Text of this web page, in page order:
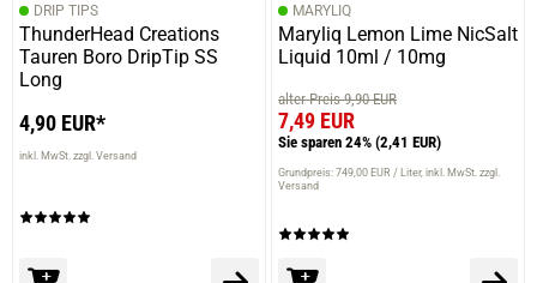
DRIP TIPS
ThunderHead Creations
Tauren Boro DripTip SS
Long
4,90 EUR*
inkl. MwSt. zzgl. Versand
MARYLIQ
Maryliq Lemon Lime NicSalt
Liquid 10ml / 10mg
alter Preis 9,90 EUR
7,49 EUR
Sie sparen 24% (2,41 EUR)
Grundpreis: 749,00 EUR / Liter inkl. MwSt. zzgl.
Versand